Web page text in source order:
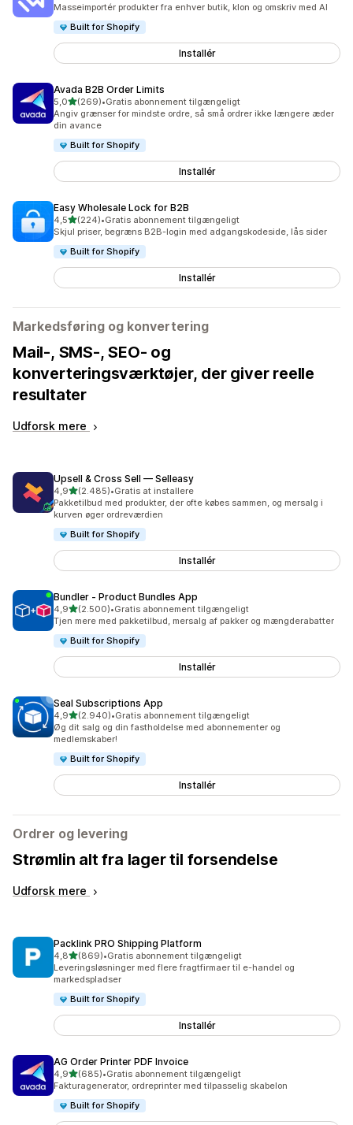
Masseimportér produkter fra enhver butik, klon og omskriv med AI
Built for Shopify
Installér
Avada B2B Order Limits
5,0ud af 5 stjerner
(269)
269 anmeldelser i alt
•Gratis abonnement tilgængeligt
Angiv grænser for mindste ordre, så små ordrer ikke længere æder
din avance
Built for Shopify
Installér
Easy Wholesale Lock for B2B
4,5ud af 5 stjerner
(224)
224 anmeldelser i alt
•Gratis abonnement tilgængeligt
Skjul priser, begræns B2B-login med adgangskodeside, lås sider
Built for Shopify
Installér
Markedsføring og konvertering
Mail-, SMS-, SEO- og
konverteringsværktøjer, der giver reelle
resultater
Udforsk mere
Upsell & Cross Sell — Selleasy
4,9ud af 5 stjerner
(2.485)
2485 anmeldelser i alt
•Gratis at installere
Pakketilbud med produkter, der ofte købes sammen, og mersalg i
kurven øger ordreværdien
Built for Shopify
Installér
Bundler ‑ Product Bundles App
4,9ud af 5 stjerner
(2.500)
2500 anmeldelser i alt
•Gratis abonnement tilgængeligt
Tjen mere med pakketilbud, mersalg af pakker og mængderabatter
Built for Shopify
Installér
Seal Subscriptions App
4,9ud af 5 stjerner
(2.940)
2940 anmeldelser i alt
•Gratis abonnement tilgængeligt
Øg dit salg og din fastholdelse med abonnementer og
medlemskaber!
Built for Shopify
Installér
Ordrer og levering
Strømlin alt fra lager til forsendelse
Udforsk mere
Packlink PRO Shipping Platform
4,8ud af 5 stjerner
(869)
869 anmeldelser i alt
•Gratis abonnement tilgængeligt
Leveringsløsninger med flere fragtfirmaer til e-handel og
markedspladser
Built for Shopify
Installér
AG Order Printer PDF Invoice
4,9ud af 5 stjerner
(685)
685 anmeldelser i alt
•Gratis abonnement tilgængeligt
Fakturagenerator, ordreprinter med tilpasselig skabelon
Built for Shopify